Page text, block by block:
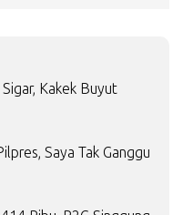
Kakek Buyut
Saya Tak Ganggu